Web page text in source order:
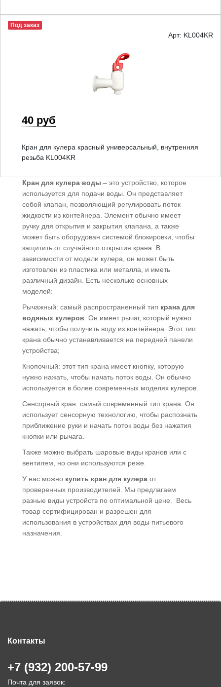
Под заказ
Арт: KL004KR
40 руб
Кран для кулера красный универсальный, внутренняя
резьба KL004KR
Кран для кулера воды – это устройство, которое
используется для подачи воды. Он представляет
собой клапан, позволяющий регулировать поток
жидкости из контейнера. Элемент обычно имеет
ручку для открытия и закрытия клапана, а также
может быть оборудован системой блокировки, чтобы
защитить от случайного открытия крана. В
зависимости от модели кулера, он может быть
изготовлен из пластика или металла, и иметь
различный дизайн. Есть несколько основных
моделей:
Рычажный: самый распространенный тип крана для
водяных кулеров . Он имеет рычаг, который нужно
нажать, чтобы получить воду из контейнера. Этот тип
крана обычно устанавливается на передней панели
устройства;
Кнопочный: этот тип крана имеет кнопку, которую
нужно нажать, чтобы начать поток воды. Он обычно
используется в более современных моделях кулеров.
Сенсорный кран: самый современный тип крана. Он
использует сенсорную технологию, чтобы распознать
приближение руки и начать поток воды без нажатия
кнопки или рычага.
Также можно выбрать шаровые виды кранов или с
вентилем, но они используются реже.
У нас можно купить кран для кулера от
проверенных производителей. Мы предлагаем
разные виды устройств по оптимальной цене. Весь
товар сертифицирован и разрешен для
использования в устройствах для воды питьевого
назначения.
Контакты
+7 (932) 200-57-99
Почта для заявок: